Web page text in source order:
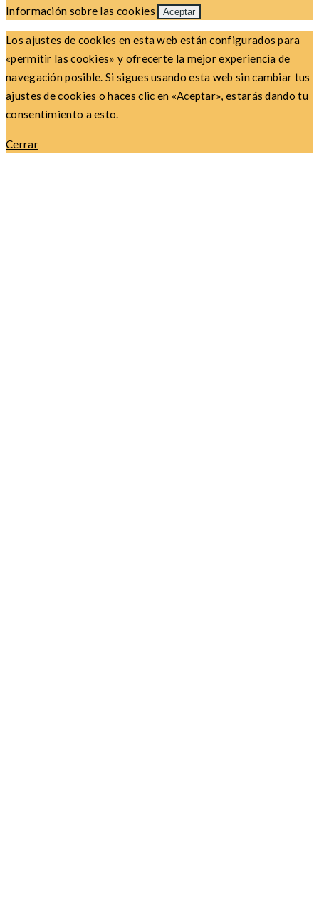
Información sobre las cookies
Aceptar
Los ajustes de cookies en esta web están configurados para
«permitir las cookies» y ofrecerte la mejor experiencia de
navegación posible. Si sigues usando esta web sin cambiar tus
ajustes de cookies o haces clic en «Aceptar», estarás dando tu
consentimiento a esto.
Cerrar